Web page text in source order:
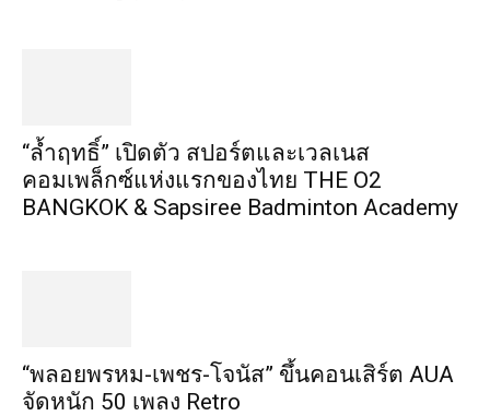
“ล้ำฤทธิ์” เปิดตัว สปอร์ตและเวลเนส
คอมเพล็กซ์แห่งแรกของไทย THE O2
BANGKOK & Sapsiree Badminton Academy
“พลอยพรหม-เพชร-โจนัส” ขึ้นคอนเสิร์ต AUA
จัดหนัก 50 เพลง Retro